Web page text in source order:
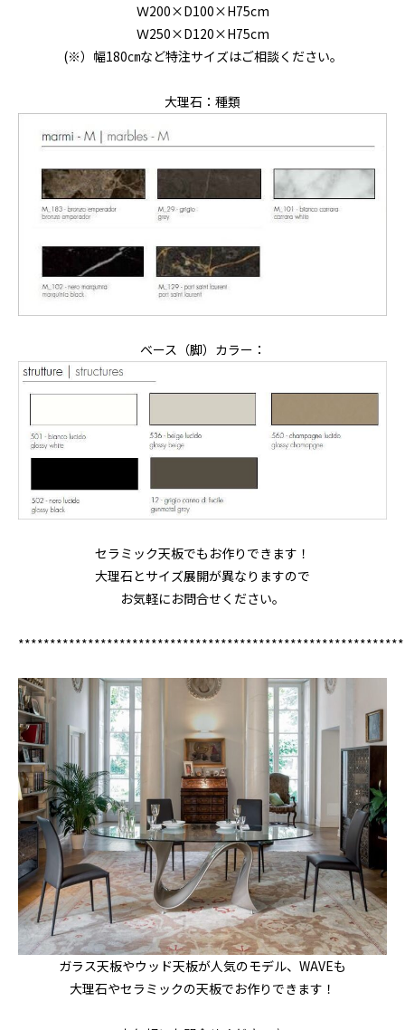
Ｗ200×D100×H75cm
Ｗ250×D120×H75cm
(※）幅180㎝など特注サイズはご相談ください。
大理石：種類
ベース（脚）カラー：
セラミック天板でもお作りできます！
大理石とサイズ展開が異なりますので
お気軽にお問合せください。
*************************************************************
ガラス天板やウッド天板が人気のモデル、WAVEも
大理石やセラミックの天板でお作りできます！